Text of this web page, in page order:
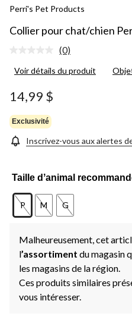
Perri's Pet Products
Collier pour chat/chien
Aucune
pour
page.
(0)
Voir détails du produit
14,99 $
Exclusivité
Inscrivez-vous aux alertes
Taille dʼanimal
P M G
Malheureusement, cet
l’assortiment du magasin
les magasins de la région.
Ces produits similaires
vous intéresser.